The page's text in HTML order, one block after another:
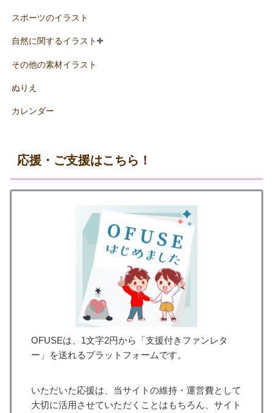
スポーツのイラスト
自然に関するイラスト
その他の素材イラスト
ぬりえ
カレンダー
応援・ご支援はこちら！
OFUSEは、1文字2円から「支援付きファンレタ
ー」を送れるプラットフォームです。
いただいた応援は、当サイトの維持・運営費として
大切に活用させていただくことはもちろん、サイト